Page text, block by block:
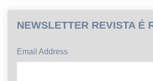
NEWSLETTER REVISTA É
Email Address